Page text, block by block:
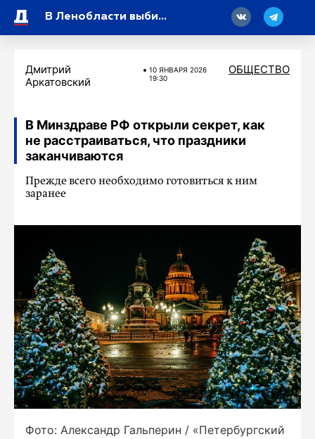
В Ленобласти выбирают деревни для подключения к высокоскоростному интернету
Дмитрий
Аркатовский
10 ЯНВАРЯ 2026
19:30
ОБЩЕСТВО
В Минздраве РФ открыли секрет, как
не расстраиваться, что праздники
заканчиваются
Прежде всего необходимо готовиться к ним
заранее
Фото: Александр Гальперин / «Петербургский